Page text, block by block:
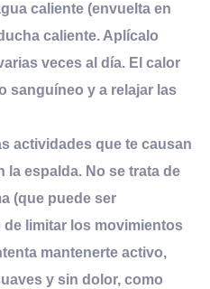
caliente (envuelta en
caliente. Aplícalo
veces al día. El calor
sanguíneo y a relajar las
actividades que te causan
espalda. No se trata de
(que puede ser
limitar los movimientos
mantenerte activo,
y sin dolor, como